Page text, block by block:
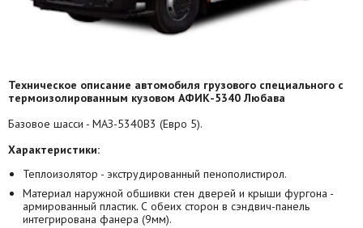
Техническое описание автомобиля грузового специального с
термоизолированным кузовом АФИК-5340 Любава
Базовое шасси - МАЗ-5340B3 (Евро 5).
Характеристики:
Теплоизолятор - экструдированный пенополистирол.
Материал наружной обшивки стен дверей и крыши фургона -
армированный пластик. С обеих сторон в сэндвич-панель
интегрирована фанера (9мм).